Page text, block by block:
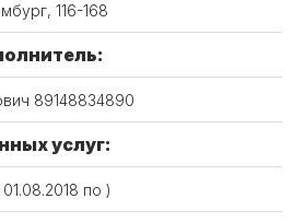
116-168
89148834890
услуг:
по )